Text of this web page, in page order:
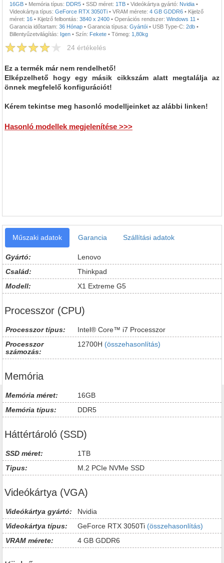
16GB • Memória típus: DDR5 • SSD méret: 1TB • Videókártya gyártó: Nvidia •
Videokártya típus: GeForce RTX 3050Ti • VRAM mérete: 4 GB GDDR6 • Kijelző
méret: 16 • Kijelző felbontás: 3840 x 2400 • Operációs rendszer: Windows 11 •
Garancia időtartam: 36 Hónap • Garancia típusa: Gyártói • USB Type-C: 2db •
Billentyűzetvilágítás: Igen • Szín: Fekete • Tömeg: 1,80kg
24 értékelés
Ez a termék már nem rendelhető!
Elképzelhető hogy egy másik cikkszám alatt megtalálja az
önnek megfelelő konfigurációt!
Kérem tekintse meg hasonló modelljeinket az alábbi linken!
Hasonló modellek megjelenítése >>>
Műszaki adatok Garancia Szállítási adatok
Gyártó:
Lenovo
Család:
Thinkpad
Modell:
X1 Extreme G5
Processzor (CPU)
Processzor típus:
Intel® Core™ i7 Processzor
Processzor
számozás:
12700H (összehasonlítás)
Memória
Memória méret:
16GB
Memória típus:
DDR5
Háttértároló (SSD)
SSD méret:
1TB
Tipus:
M.2 PCIe NVMe SSD
Videókártya (VGA)
Videókártya gyártó:
Nvidia
Videokártya típus:
GeForce RTX 3050Ti (összehasonlítás)
VRAM mérete:
4 GB GDDR6